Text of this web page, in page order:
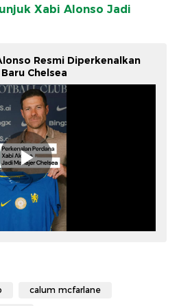
Xabi Alonso Jadi
Resmi Diperkenalkan
Chelsea
calum mcfarlane